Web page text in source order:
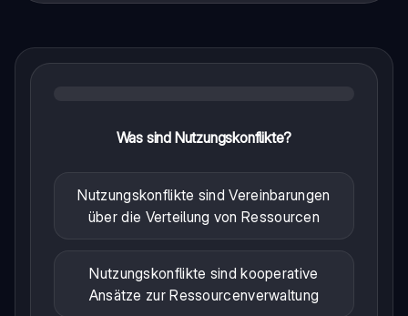
Was sind Nutzungskonflikte?
Nutzungskonflikte sind Vereinbarungen
über die Verteilung von Ressourcen
Nutzungskonflikte sind kooperative
Ansätze zur Ressourcenverwaltung